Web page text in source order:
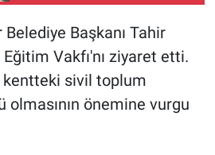
Başkanı Tahir
Vakfı'nı ziyaret etti.
kentteki sivil toplum
olmasının önemine vurgu